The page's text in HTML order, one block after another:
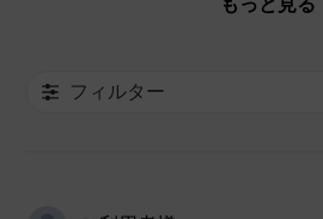
フィルター